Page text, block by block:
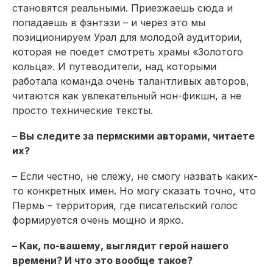
становятся реальными. Приезжаешь сюда и
попадаешь в фэнтэзи – и через это мы
позиционируем Урал для молодой аудитории,
которая не поедет смотреть храмы «Золотого
кольца». И путеводители, над которыми
работала команда очень талантливых авторов,
читаются как увлекательный нон-фикшн, а не
просто технические тексты.
– Вы следите за пермскими авторами, читаете
их?
– Если честно, не слежу, не смогу назвать каких-
то конкретных имен. Но могу сказать точно, что
Пермь – территория, где писательский голос
формируется очень мощно и ярко.
– Как, по-вашему, выглядит герой нашего
времени? И что это вообще такое?